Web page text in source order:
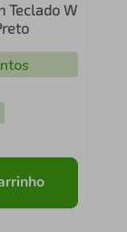
Teclado W